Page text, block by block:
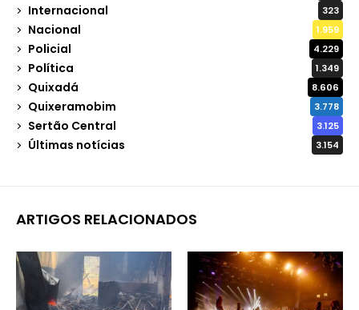
Internacional 323
Nacional 1.959
Policial 4.229
Política 1.349
Quixadá 8.606
Quixeramobim 3.778
Sertão Central 3.125
Últimas notícias 3.154
ARTIGOS RELACIONADOS